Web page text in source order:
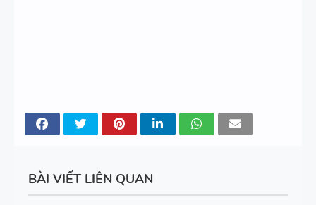
BÀI VIẾT LIÊN QUAN